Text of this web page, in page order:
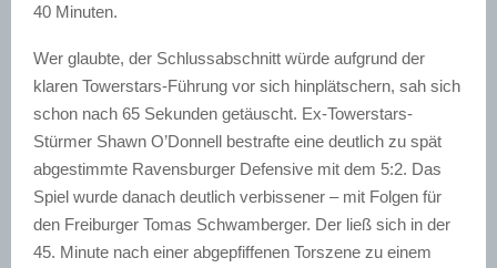
40 Minuten.
Wer glaubte, der Schlussabschnitt würde aufgrund der
klaren Towerstars-Führung vor sich hinplätschern, sah sich
schon nach 65 Sekunden getäuscht. Ex-Towerstars-
Stürmer Shawn O’Donnell bestrafte eine deutlich zu spät
abgestimmte Ravensburger Defensive mit dem 5:2. Das
Spiel wurde danach deutlich verbissener – mit Folgen für
den Freiburger Tomas Schwamberger. Der ließ sich in der
45. Minute nach einer abgepfiffenen Torszene zu einem